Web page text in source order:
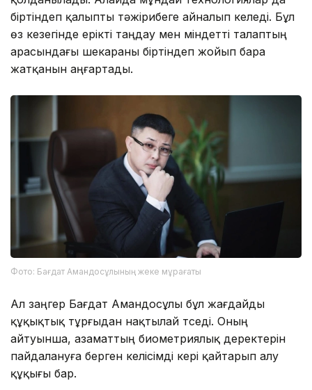
біртіндеп қалыпты тәжірибеге айналып келеді. Бұл
өз кезегінде ерікті таңдау мен міндетті талаптың
арасындағы шекараны біртіндеп жойып бара
жатқанын аңғартады.
Фото: Бағдат Амандосұлының жеке мұрағаты
Ал заңгер Бағдат Амандосұлы бұл жағдайды
құқықтық тұрғыдан нақтылай түседі. Оның
айтуынша, азаматтың биометриялық деректерін
пайдалануға берген келісімді кері қайтарып алу
құқығы бар.